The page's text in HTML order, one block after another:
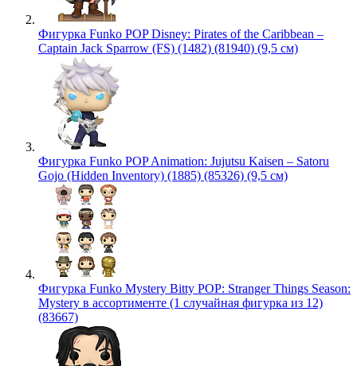
Фигурка Funko POP Disney: Pirates of the Caribbean –
Captain Jack Sparrow (FS) (1482) (81940) (9,5 см)
Фигурка Funko POP Animation: Jujutsu Kaisen – Satoru
Gojo (Hidden Inventory) (1885) (85326) (9,5 см)
Фигурка Funko Mystery Bitty POP: Stranger Things Season:
Mystery в ассортименте (1 случайная фигурка из 12)
(83667)